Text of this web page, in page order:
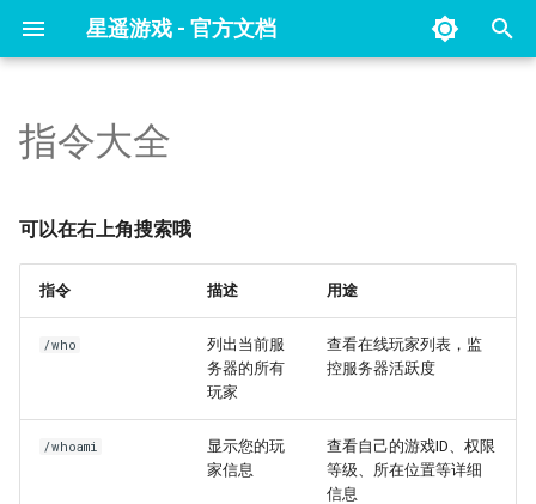
星遥游戏 - 官方文档
入
以
七日杀关闭EAC反作弊教程
未转变者开服教程
未转变者物品id列表
整合包列表
选购指南
幻兽帕鲁开服教程
原版服务端下载
我的世界存档更换教程
我的世界常用命令
我的世界整合包安装编号及说
我的世界整合包自行添加教程
服务器崩溃原因及其解决办法
指令大全
可以在右上角搜索哦
指令 描述 用途
/who
列出当前服
务器的所有
玩家
查看在线玩家列表，监
控服务器活跃度
/whoami
显示您的玩
家信息
查看自己的游戏ID、权限
等级、所在位置等详细
信息